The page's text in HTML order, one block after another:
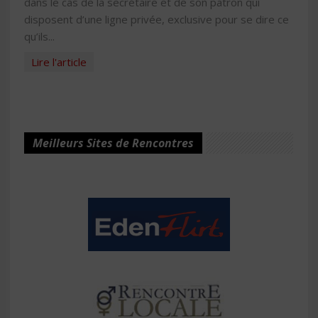
disposent d’une ligne privée, exclusive pour se dire ce
qu’ils...
Lire l'article
Meilleurs Sites de Rencontres